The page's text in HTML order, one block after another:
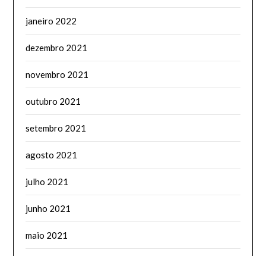
janeiro 2022
dezembro 2021
novembro 2021
outubro 2021
setembro 2021
agosto 2021
julho 2021
junho 2021
maio 2021